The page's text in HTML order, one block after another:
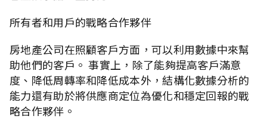
所有者和用戶的戰略合作夥伴
房地產公司在照顧客戶方面，可以利用數據中來幫
助他們的客戶。 事實上，除了能夠提高客戶滿意
度、降低周轉率和降低成本外，結構化數據分析的
能力還有助於將供應商定位為優化和穩定回報的戰
略合作夥伴。